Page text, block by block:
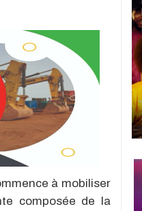
à mobiliser
composée de la